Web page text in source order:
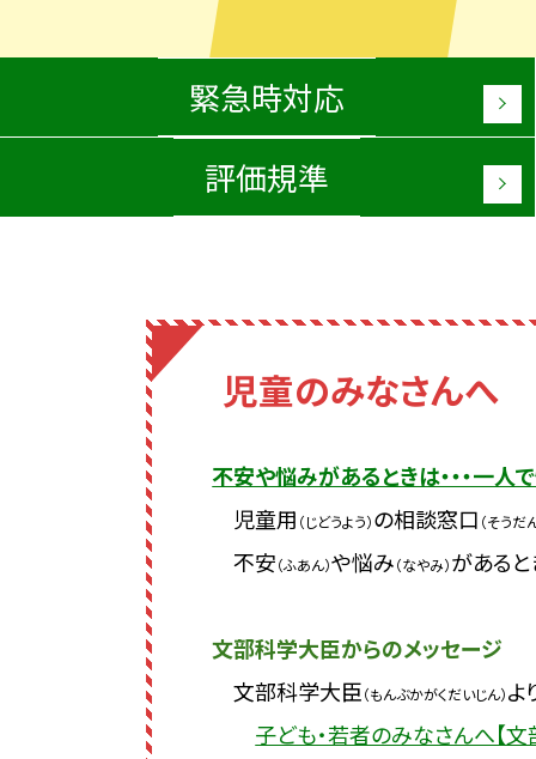
緊急時対応
評価規準
児童のみなさんへ
不安や悩みがあるときは・・・一人
児童用 （じどうよう）の相談窓口 （そうだ
不安（ふあん）や悩み（なやみ）がある
文部科学大臣からのメッセージ
文部科学大臣（もんぶかがくだいじん）よ
子ども・若者のみなさんへ【